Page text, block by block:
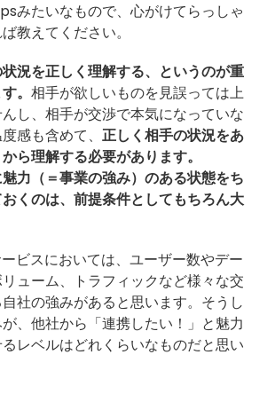
みたいなもので、心がけてらっしゃ
教えてください。
況を正しく理解する、というのが重
。 相手が欲しいものを見誤っては上
し、相手が交渉で本気になっていな
感も含めて、 正しく相手の状況をあ
ら理解する必要があります。
力（＝事業の強み）のある状態をち
くのは、前提条件としてもちろん大
ビスにおいては、ユーザー数やデー
ューム、トラフィックなど様々な交
社の強みがあると思います。そうし
、他社から「連携したい！」と魅力
レベルはどれくらいなものだと思い